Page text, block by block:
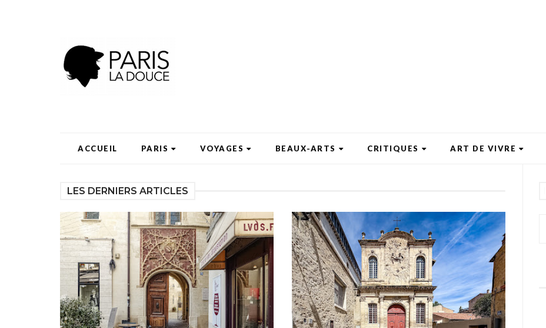
ACCUEIL PARIS VOYAGES BEAUX-ARTS CRITIQUES ART DE VIVRE
LES DERNIERS ARTICLES